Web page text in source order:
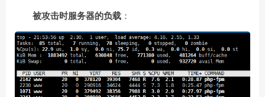
被攻击时服务器的负载 ：